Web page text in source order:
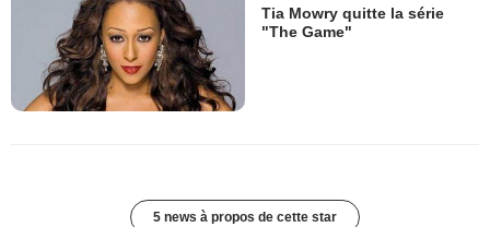
Tia Mowry quitte la série
"The Game"
5 news à propos de cette star